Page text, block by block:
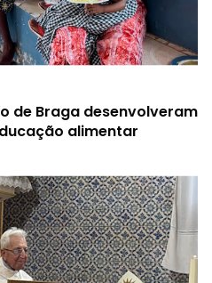
de Braga desenvolveram
alimentar